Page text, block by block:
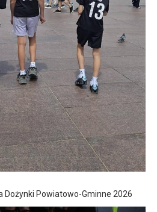
Dożynki Powiatowo-Gminne 2026